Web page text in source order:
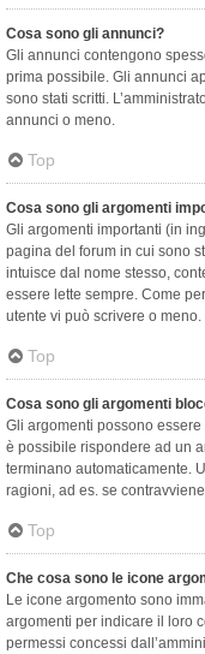
Cosa sono gli annunci?
Gli annunci contengono
prima possibile. Gli annunci
sono stati scritti.
annunci o meno.
Top
Cosa sono gli argomenti
Gli argomenti importanti (in
pagina del forum in cui sono
intuisce dal nome stesso,
essere lette sempre. Come
utente vi può scrivere o meno.
Top
Cosa sono gli argomenti
Gli argomenti possono
è possibile rispondere ad un
terminano automaticamente.
ragioni, ad es. se
Top
Che cosa sono le icone
Le icone argomento sono
argomenti per indicare il loro
permessi concessi